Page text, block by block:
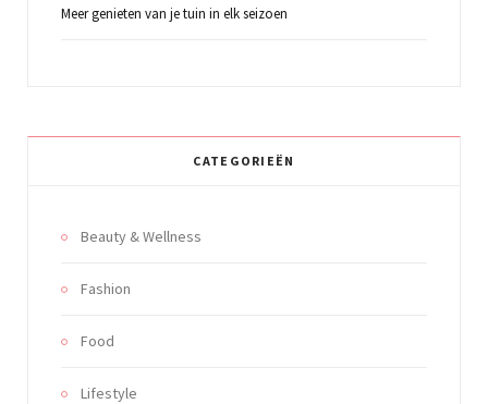
Meer genieten van je tuin in elk seizoen
CATEGORIEËN
Beauty & Wellness
Fashion
Food
Lifestyle